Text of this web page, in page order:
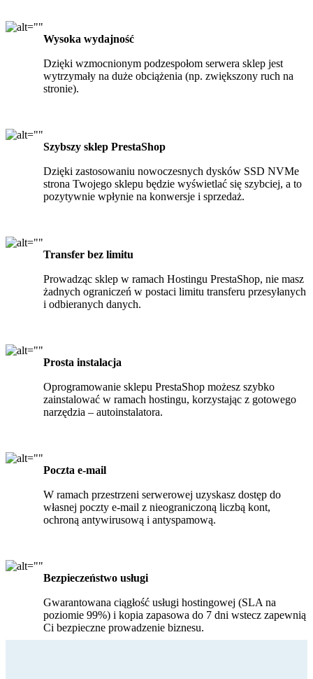
Wysoka wydajność
Dzięki wzmocnionym podzespołom serwera sklep jest
wytrzymały na duże obciążenia (np. zwiększony ruch na
stronie).
Szybszy sklep PrestaShop
Dzięki zastosowaniu nowoczesnych dysków SSD NVMe
strona Twojego sklepu będzie wyświetlać się szybciej, a to
pozytywnie wpłynie na konwersje i sprzedaż.
Transfer bez limitu
Prowadząc sklep w ramach Hostingu PrestaShop, nie masz
żadnych ograniczeń w postaci limitu transferu przesyłanych
i odbieranych danych.
Prosta instalacja
Oprogramowanie sklepu PrestaShop możesz szybko
zainstalować w ramach hostingu, korzystając z gotowego
narzędzia – autoinstalatora.
Poczta e-mail
W ramach przestrzeni serwerowej uzyskasz dostęp do
własnej poczty e-mail z nieograniczoną liczbą kont,
ochroną antywirusową i antyspamową.
Bezpieczeństwo usługi
Gwarantowana ciągłość usługi hostingowej (SLA na
poziomie 99%) i kopia zapasowa do 7 dni wstecz zapewnią
Ci bezpieczne prowadzenie biznesu.